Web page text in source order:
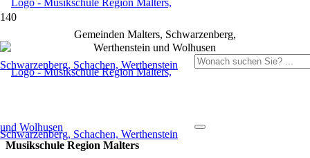
Gemeinden Malters, Schwarzenberg,
Werthenstein und Wolhusen
Musikschule Region Malters